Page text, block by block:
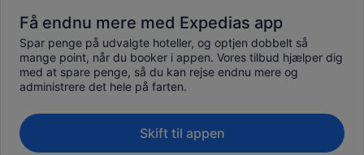
Få endnu mere med Expedias app
Spar penge på udvalgte hoteller, og optjen dobbelt så
mange point, når du booker i appen. Vores tilbud hjælper dig
med at spare penge, så du kan rejse endnu mere og
administrere det hele på farten.
Skift til appen